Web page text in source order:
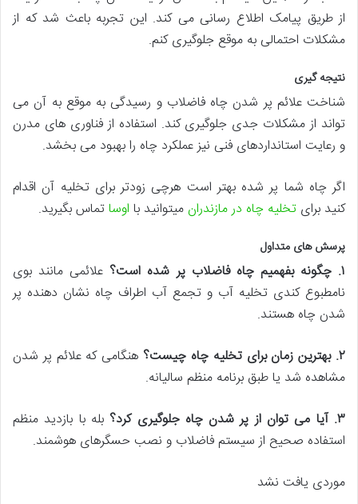
از طریق پیامک اطلاع رسانی می کند. این تجربه باعث شد که از
مشکلات احتمالی به موقع جلوگیری کنم.
نتیجه گیری
شناخت علائم پر شدن چاه فاضلاب و رسیدگی به موقع به آن می
تواند از مشکلات جدی جلوگیری کند. استفاده از فناوری های مدرن
و رعایت استانداردهای فنی نیز عملکرد چاه را بهبود می بخشد.
اگر چاه شما پر شده بهتر است هرچی زودتر برای تخلیه آن اقدام
کنید برای تخلیه چاه در مازندران میتوانید با اوساتماس بگیرید.
پرسش های متداول
۱.چگونه بفهمیم چاه فاضلاب پر شده است؟ علائمی مانند بوی
نامطبوع کندی تخلیه آب و تجمع آب اطراف چاه نشان دهنده پر
شدن چاه هستند.
۲.بهترین زمان برای تخلیه چاه چیست؟ هنگامی که علائم پر شدن
مشاهده شد یا طبق برنامه منظم سالیانه.
۳.آیا می توان از پر شدن چاه جلوگیری کرد؟ بله با بازدید منظم
استفاده صحیح از سیستم فاضلاب و نصب حسگرهای هوشمند.
موردی یافت نشد